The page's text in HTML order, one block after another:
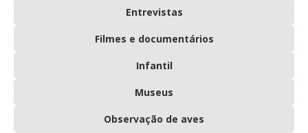
Entrevistas
Filmes e documentários
Infantil
Museus
Observação de aves